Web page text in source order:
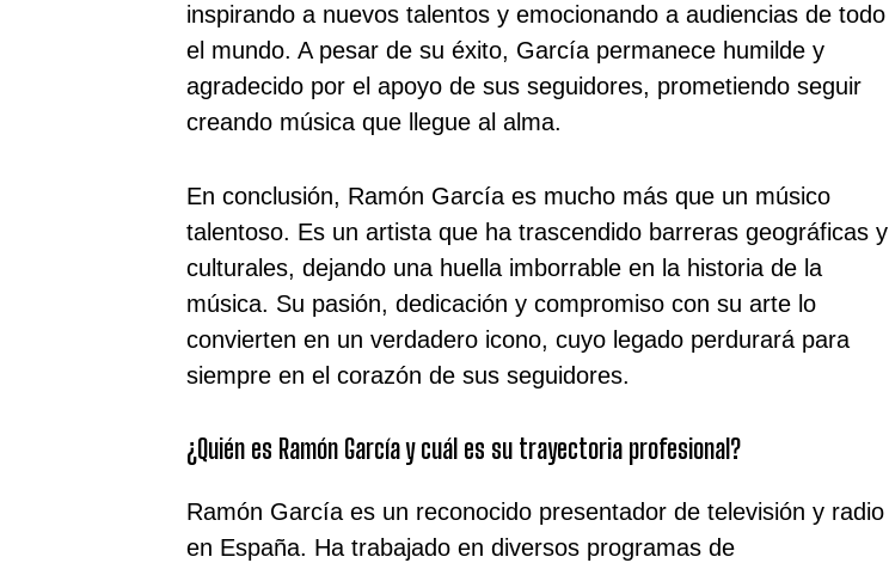
inspirando a nuevos talentos y emocionando a audiencias de todo
el mundo. A pesar de su éxito, García permanece humilde y
agradecido por el apoyo de sus seguidores, prometiendo seguir
creando música que llegue al alma.
En conclusión, Ramón García es mucho más que un músico
talentoso. Es un artista que ha trascendido barreras geográficas y
culturales, dejando una huella imborrable en la historia de la
música. Su pasión, dedicación y compromiso con su arte lo
convierten en un verdadero icono, cuyo legado perdurará para
siempre en el corazón de sus seguidores.
¿Quién es Ramón García y cuál es su trayectoria profesional?
Ramón García es un reconocido presentador de televisión y radio
en España. Ha trabajado en diversos programas de